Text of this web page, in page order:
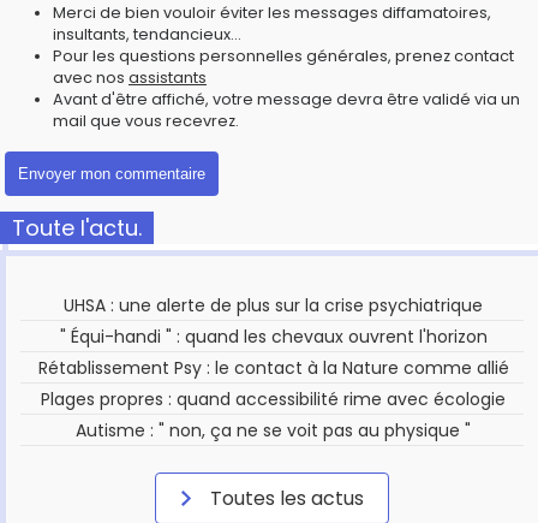
Merci de bien vouloir éviter les messages diffamatoires,
insultants, tendancieux...
Pour les questions personnelles générales, prenez contact
avec nos assistants
Avant d'être affiché, votre message devra être validé via un
mail que vous recevrez.
Toute l'actu.
UHSA : une alerte de plus sur la crise psychiatrique
" Équi-handi " : quand les chevaux ouvrent l'horizon
Rétablissement Psy : le contact à la Nature comme allié
Plages propres : quand accessibilité rime avec écologie
Autisme : " non, ça ne se voit pas au physique "
Toutes les actus